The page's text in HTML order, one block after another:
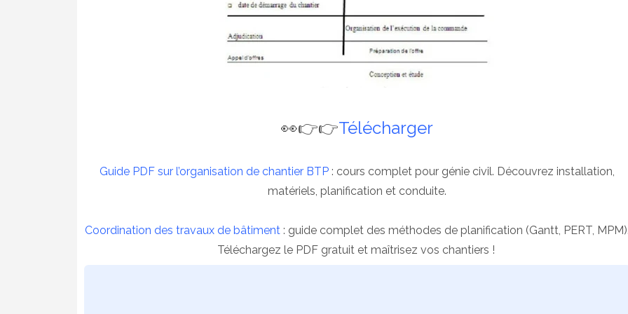
👀👉👉Télécharger
Guide PDF sur l’organisation de chantier BTP : cours complet pour génie civil. Découvrez installation,
matériels, planification et conduite.
Coordination des travaux de bâtiment : guide complet des méthodes de planification (Gantt, PERT,
Téléchargez le PDF gratuit et maîtrisez vos chantiers !